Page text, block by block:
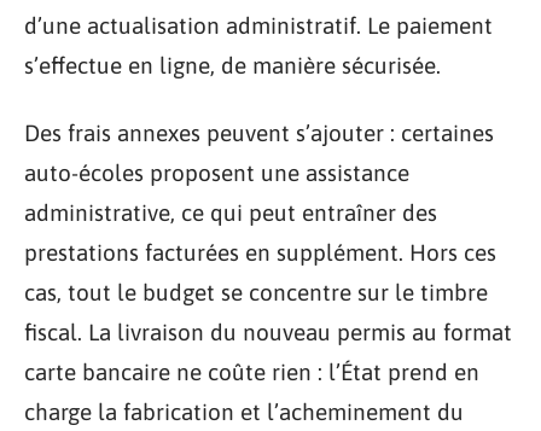
d’une actualisation administratif. Le paiement
s’effectue en ligne, de manière sécurisée.
Des frais annexes peuvent s’ajouter : certaines
auto-écoles proposent une assistance
administrative, ce qui peut entraîner des
prestations facturées en supplément. Hors ces
cas, tout le budget se concentre sur le timbre
fiscal. La livraison du nouveau permis au format
carte bancaire ne coûte rien : l’État prend en
charge la fabrication et l’acheminement du